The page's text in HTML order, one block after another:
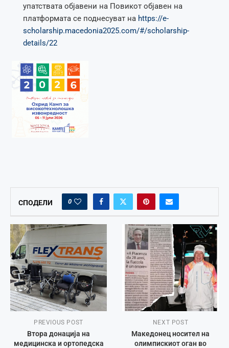
упатствата објавени на Повикот објавен на
платформата се поднесуват на https://e-
scholarship.macedonia2025.com/#/scholarship-
details/22
СПОДЕЛИ 0
PREVIOUS POST
Втора донација на
медицинска и ортопедска
NEXT POST
Македонец носител на
олимпискиот оган во